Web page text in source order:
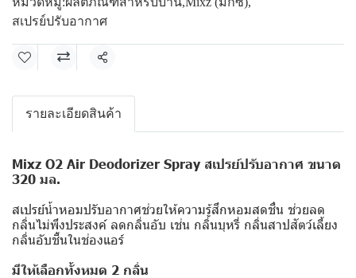
สเปรย์ปรับอากาศ
แชร์
รายละเอียดสินค้า
Mixz O2 Air Deodorizer Spray สเปรย์ปรับอากาศ ขนาด
320 มล.
สเปรย์น้ำหอมปรับอากาศช่วยให้ความรู้สึกหอมสดชื่น ช่วยลด
กลิ่นไม่พึงประสงค์ ลดกลิ่นอับ เช่น กลิ่นบุหรี่ กลิ่นสาปสัตว์เลี้ยง
กลิ่นอับชื้นในช่องแอร์
มีให้เลือกทั้งหมด 2 กลิ่น